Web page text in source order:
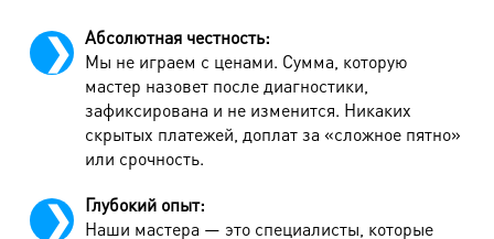
Пуховик облегченный (до 90 см)
Пуховик облегченный (от 90 см)
Жилет пуховой
980 руб.
Жилет пуховой облегченный
Пальто пуховое (от 90 см)
Абсолютная честность:
Мы не играем с ценами. Сумма, которую
мастер назовет после диагностики,
зафиксирована и не изменится. Никаких
скрытых платежей, доплат за «сложное пятно»
или срочность.
Глубокий опыт:
Наши мастера — это специалисты, которые